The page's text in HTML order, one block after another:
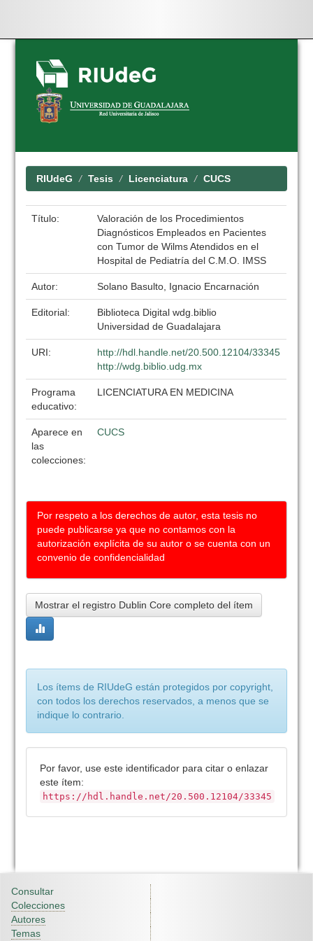
Skip
navigation
RIUdeG Tesis Licenciatura CUCS
Título:
Valoración de los Procedimientos
Diagnósticos Empleados en Pacientes
con Tumor de Wilms Atendidos en el
Hospital de Pediatría del C.M.O. IMSS
Autor: Solano Basulto, Ignacio Encarnación
Editorial:
Biblioteca Digital wdg.biblio
Universidad de Guadalajara
URI:
http://hdl.handle.net/20.500.12104/33345
http://wdg.biblio.udg.mx
Programa
educativo:
LICENCIATURA EN MEDICINA
Aparece en
las
colecciones:
CUCS
Por respeto a los derechos de autor, esta tesis no
puede publicarse ya que no contamos con la
autorización explícita de su autor o se cuenta con un
convenio de confidencialidad
Mostrar el registro Dublin Core completo del ítem
Los ítems de RIUdeG están protegidos por copyright,
con todos los derechos reservados, a menos que se
indique lo contrario.
Por favor, use este identificador para citar o enlazar
este ítem:
https://hdl.handle.net/20.500.12104/33345
Consultar
Colecciones
Autores
Temas